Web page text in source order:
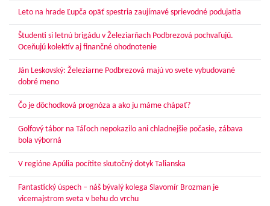
Leto na hrade Ľupča opäť spestria zaujímavé sprievodné podujatia
Študenti si letnú brigádu v Železiarňach Podbrezová pochvaľujú.
Oceňujú kolektív aj finančné ohodnotenie
Ján Leskovský: Železiarne Podbrezová majú vo svete vybudované
dobré meno
Čo je dôchodková prognóza a ako ju máme chápať?
Golfový tábor na Táľoch nepokazilo ani chladnejšie počasie, zábava
bola výborná
V regióne Apúlia pocítite skutočný dotyk Talianska
Fantastický úspech – náš bývalý kolega Slavomír Brozman je
vicemajstrom sveta v behu do vrchu